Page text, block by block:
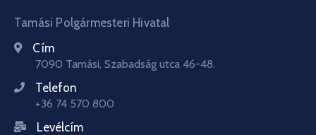
Tamási Polgármesteri Hivatal
Cím
7090 Tamási, Szabadság utca 46-48.
Telefon
+36 74 570 800
Levélcím